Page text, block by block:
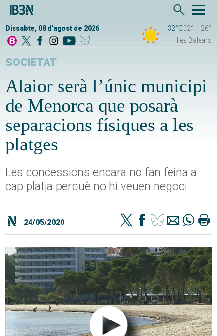
Dissabte, 08 d'agost de 2026 32°C32°
26°
Illes Balears
SOCIETAT
Alaior serà l’únic municipi
de Menorca que posarà
separacions físiques a les
platges
Les concessions encara no fan feina a
cap platja perquè no hi veuen negoci
24/05/2020